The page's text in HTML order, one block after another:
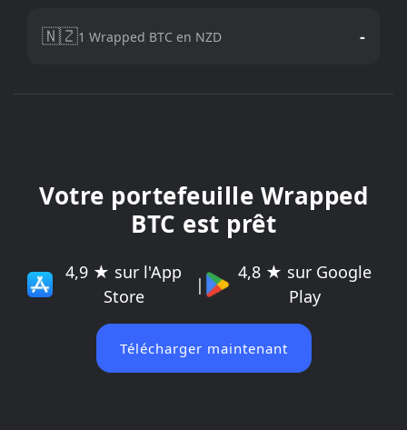
🇳🇿1 Wrapped BTC en NZD -
Votre portefeuille Wrapped
BTC est prêt
4,9 ★ sur l'App
Store
|
4,8 ★ sur Google
Play
Télécharger maintenant